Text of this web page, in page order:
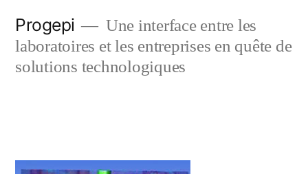
content
Progepi
Une interface entre les
laboratoires et les entreprises en quête de
solutions technologiques